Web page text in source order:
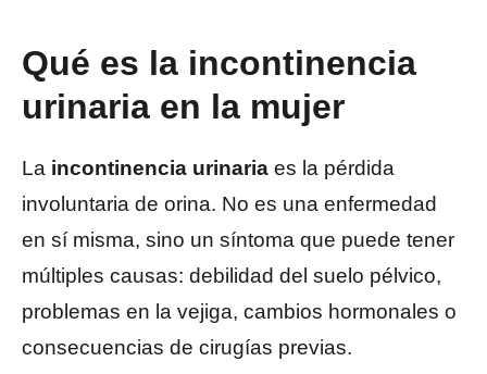
Qué es la incontinencia
urinaria en la mujer
La incontinencia urinaria es la pérdida
involuntaria de orina. No es una enfermedad
en sí misma, sino un síntoma que puede tener
múltiples causas: debilidad del suelo pélvico,
problemas en la vejiga, cambios hormonales o
consecuencias de cirugías previas.